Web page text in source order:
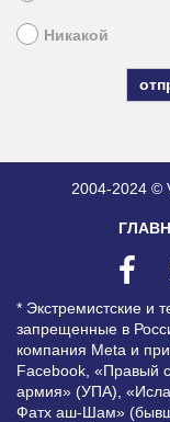
Никакой
2004-2024 ©
* Экстремистские и
запрещенные в
компания Meta и
Facebook, «Правый
армия» (УПА),
Фатх аш-Шам»